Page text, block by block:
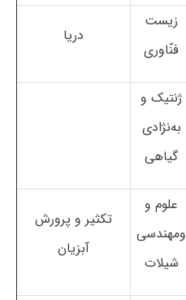
زیست
فنّاوری
دریا
ژنتیک و
به‌نژادی
گیاهی
علوم و
ومهندسی
شیلات
تکثیر و پرورش
آبزیان